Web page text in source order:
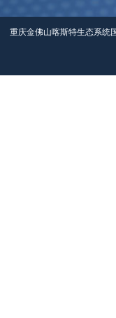
重庆金佛山喀斯特生态系统